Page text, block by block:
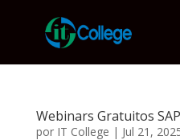
Webinars Gratuitos SAP
por IT College | Jul 21,